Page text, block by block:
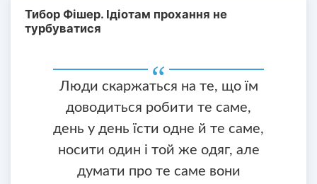
Тибор Фішер. Ідіотам прохання не
турбуватися
Люди скаржаться на те, що їм
доводиться робити те саме,
день у день їсти одне й те саме,
носити один і той же одяг, але
думати про те саме вони